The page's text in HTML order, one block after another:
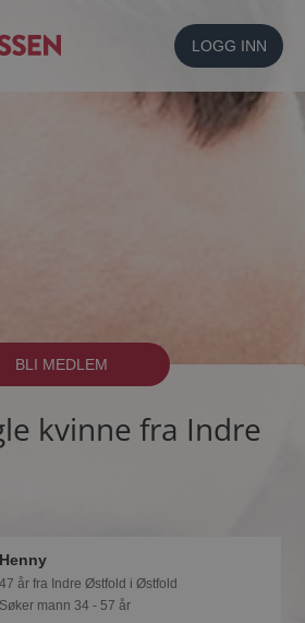
LOGG INN
BLI MEDLEM
kvinne fra Indre
Henny
47 år fra Indre Østfold i Østfold
Søker mann 34 - 57 år